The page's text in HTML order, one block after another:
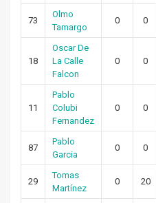
73
Olmo
Tamargo
0 0
18
Oscar De
La Calle
Falcon
0 0
11
Pablo
Colubi
Fernandez
0 0
87
Pablo
Garcia
0 0
29
Tomas
Martínez
0 20